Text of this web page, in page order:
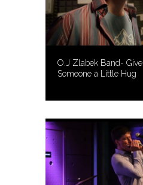
O.J Zlabek Band- Give
Someone a Little Hug